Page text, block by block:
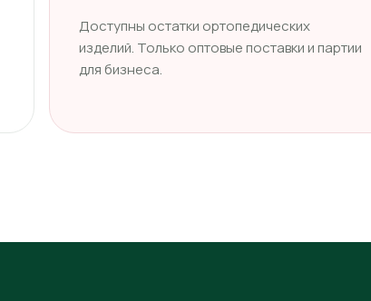
Доступны остатки ортопедических
изделий. Только оптовые поставки и партии
для бизнеса.